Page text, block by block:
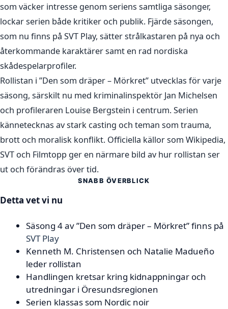
som väcker intresse genom seriens samtliga säsonger,
lockar serien både kritiker och publik. Fjärde säsongen,
som nu finns på SVT Play, sätter strålkastaren på nya och
återkommande karaktärer samt en rad nordiska
skådespelarprofiler.
Rollistan i ”Den som dräper – Mörkret” utvecklas för varje
säsong, särskilt nu med kriminalinspektör Jan Michelsen
och profileraren Louise Bergstein i centrum. Serien
kännetecknas av stark casting och teman som trauma,
brott och moralisk konflikt. Officiella källor som Wikipedia,
SVT och Filmtopp ger en närmare bild av hur rollistan ser
ut och förändras över tid.
SNABB ÖVERBLICK
Detta vet vi nu
Säsong 4 av ”Den som dräper – Mörkret” finns på
SVT Play
Kenneth M. Christensen och Natalie Madueño
leder rollistan
Handlingen kretsar kring kidnappningar och
utredningar i Öresundsregionen
Serien klassas som Nordic noir